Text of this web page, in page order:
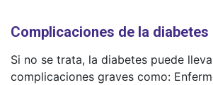
Complicaciones de la diabetes
Si no se trata, la diabetes puede
complicaciones graves como: